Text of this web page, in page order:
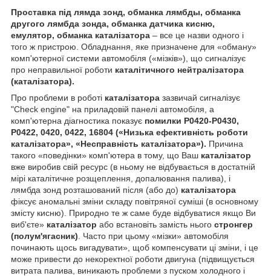
Проставка під лямда зонд, обманка лямбды, обманка
другого лямбда зонда, обманка датчика кисню,
емулятор, обманка каталізатора – все це назви одного і
того ж пристрою. Обладнання, яке призначене для «обману»
комп'ютерної системи автомобіля («мізків»), що сигналізує
про неправильної роботи каталітичного нейтралізатора
(каталізатора).
Про проблеми в роботі каталізатора зазвичай сигналізує
"Check engine" на приладовій панелі автомобіля, а
комп'ютерна діагностика показує помилки P0420-P0430,
P0422, 0420, 0422, 16804 («Низька ефективність роботи
каталізатора», «Несправність каталізатора»). Причина
такого «поведінки» комп'ютера в тому, що Ваш каталізатор
вже виробив свій ресурс (в ньому не відбувається в достатній
мірі каталітичне розщеплення, допалювання палива), і
лямбда зонд розташований після (або до) каталізатора
фіксує аномальні зміни складу повітряної суміші (в основному
змісту кисню). Природно те ж саме буде відбуватися якщо Ви
виб'єте» каталізатор або встановіть замість нього стронгер
(полум'ягасник) . Часто при цьому «мізки» автомобіля
починають щось вигадувати», щоб компенсувати ці зміни, і це
може привести до некоректної роботи двигуна (підвищується
витрата палива, виникають проблеми з пуском холодного і